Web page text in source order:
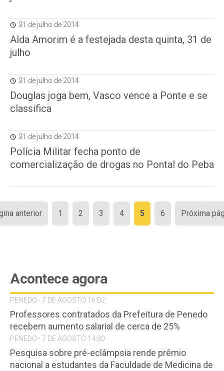
31 de julho de 2014
Alda Amorim é a festejada desta quinta, 31 de
julho
31 de julho de 2014
Douglas joga bem, Vasco vence a Ponte e se
classifica
31 de julho de 2014
Polícia Militar fecha ponto de
comercialização de drogas no Pontal do Peba
Paginação
de
anterior 1 2 3 4 5 6 Próxima
Acontece agora
PENEDO - 7 DE AGOSTO 16:02
Professores contratados da Prefeitura de Penedo
recebem aumento salarial de cerca de 25%
PENEDO - 7 DE AGOSTO 14:30
Pesquisa sobre pré-eclâmpsia rende prêmio
nacional a estudantes da Faculdade de Medicina de